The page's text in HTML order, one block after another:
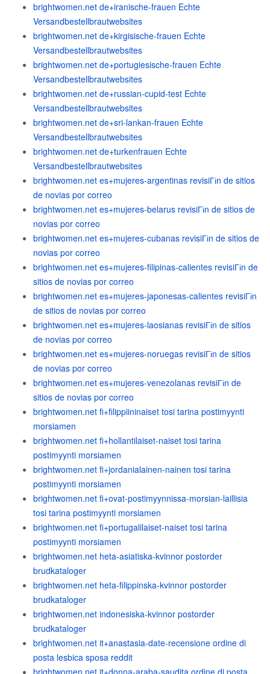
brightwomen.net de+iranische-frauen Echte
Versandbestellbrautwebsites
brightwomen.net de+kirgisische-frauen Echte
Versandbestellbrautwebsites
brightwomen.net de+portugiesische-frauen Echte
Versandbestellbrautwebsites
brightwomen.net de+russian-cupid-test Echte
Versandbestellbrautwebsites
brightwomen.net de+sri-lankan-frauen Echte
Versandbestellbrautwebsites
brightwomen.net de+turkenfrauen Echte
Versandbestellbrautwebsites
brightwomen.net es+mujeres-argentinas revisiГіn de sitios
de novias por correo
brightwomen.net es+mujeres-belarus revisiГіn de sitios de
novias por correo
brightwomen.net es+mujeres-cubanas revisiГіn de sitios de
novias por correo
brightwomen.net es+mujeres-filipinas-calientes revisiГіn de
sitios de novias por correo
brightwomen.net es+mujeres-japonesas-calientes revisiГіn
de sitios de novias por correo
brightwomen.net es+mujeres-laosianas revisiГіn de sitios
de novias por correo
brightwomen.net es+mujeres-noruegas revisiГіn de sitios
de novias por correo
brightwomen.net es+mujeres-venezolanas revisiГіn de
sitios de novias por correo
brightwomen.net fi+filippiininaiset tosi tarina postimyynti
morsiamen
brightwomen.net fi+hollantilaiset-naiset tosi tarina
postimyynti morsiamen
brightwomen.net fi+jordanialainen-nainen tosi tarina
postimyynti morsiamen
brightwomen.net fi+ovat-postimyynnissa-morsian-laillisia
tosi tarina postimyynti morsiamen
brightwomen.net fi+portugalilaiset-naiset tosi tarina
postimyynti morsiamen
brightwomen.net heta-asiatiska-kvinnor postorder
brudkataloger
brightwomen.net heta-filippinska-kvinnor postorder
brudkataloger
brightwomen.net indonesiska-kvinnor postorder
brudkataloger
brightwomen.net it+anastasia-date-recensione ordine di
posta lesbica sposa reddit
brightwomen.net it+donna-araba-saudita ordine di posta